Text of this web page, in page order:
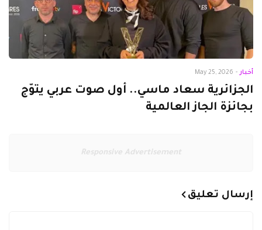
أخبار -
May 25, 2026
الجزائرية سعاد ماسي.. أول صوت عربي يتوّج
بجائزة الجاز العالمية
Responsive Advertisement
إرسال تعليق